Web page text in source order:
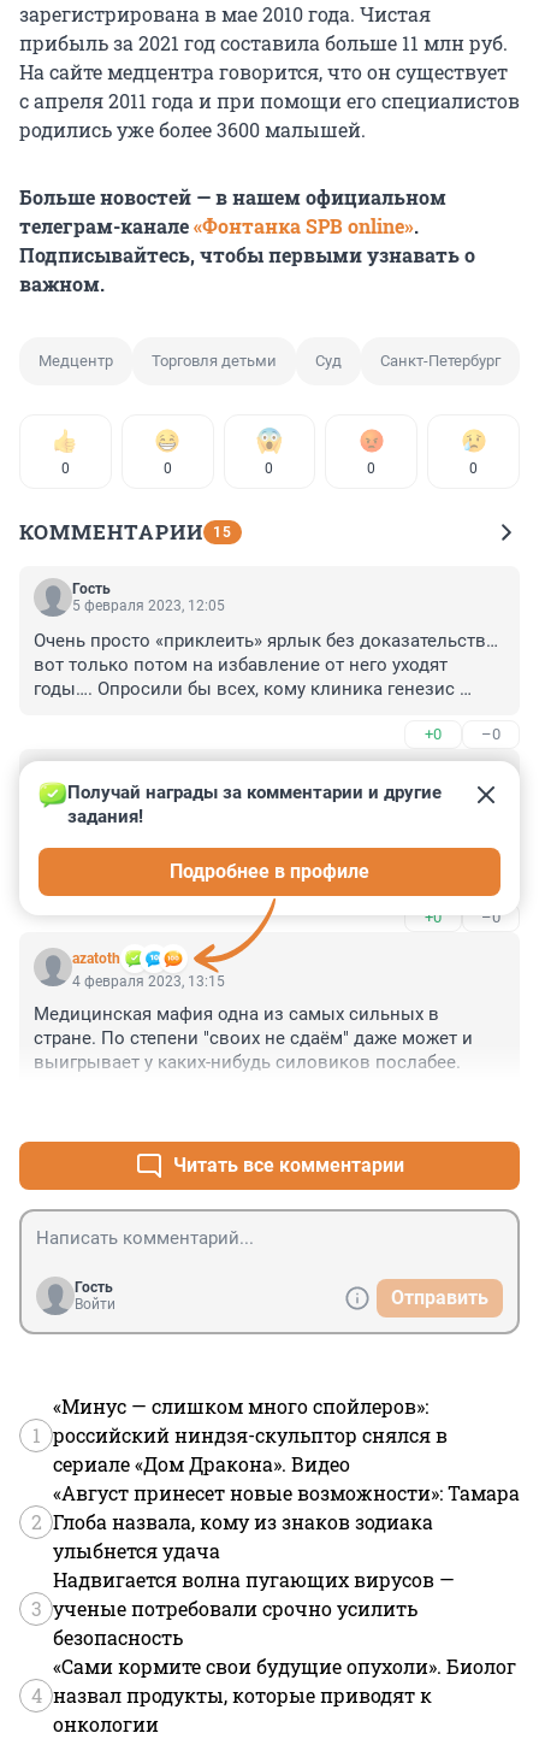
зарегистрирована в мае 2010 года. Чистая
прибыль за 2021 год составила больше 11 млн руб.
На сайте медцентра говорится, что он существует
с апреля 2011 года и при помощи его специалистов
родились уже более 3600 малышей.
Больше новостей — в нашем официальном
телеграм-канале«Фонтанка SPB online».
Подписывайтесь, чтобы первыми узнавать о
важном.
Медцентр Торговля детьми Суд Санкт-Петербург
0 0 0 0 0
КОММЕНТАРИИ 15
Гость
5 февраля 2023, 12:05
Очень просто «приклеить» ярлык без доказательств…
вот только потом на избавление от него уходят
годы…. Опросили бы всех, кому клиника генезис
зачатием…. Сама была в клинике на скрининге во
время второй беременности - очень внимательный
персонал и профессиональный
+0 –0
5 февраля 2023, 00:05
М-да.. Поисписались. Уважаю только военных
корреспондентом и политических обозревателей.
А мидикам пора нормальный профсоюз создавать с
сильной адвакатурой.
+0 –0
azatoth
Получай награды за комментарии и другие
задания!
Подробнее в профиле
4 февраля 2023, 13:15
Медицинская мафия одна из самых сильных в
стране. По степени "своих не сдаём" даже может и
выигрывает у каких-нибудь силовиков послабее.
Читать все комментарии
Гость
Войти
Отправить
1
«Минус — слишком много спойлеров»:
российский ниндзя-скульптор снялся в
сериале «Дом Дракона». Видео
2
«Август принесет новые возможности»: Тамара
Глоба назвала, кому из знаков зодиака
улыбнется удача
3
Надвигается волна пугающих вирусов —
ученые потребовали срочно усилить
безопасность
4
«Сами кормите свои будущие опухоли». Биолог
назвал продукты, которые приводят к
онкологии